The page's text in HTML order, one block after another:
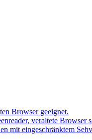
Browser geeignet.
veraltete Browser
mit eingeschränktem